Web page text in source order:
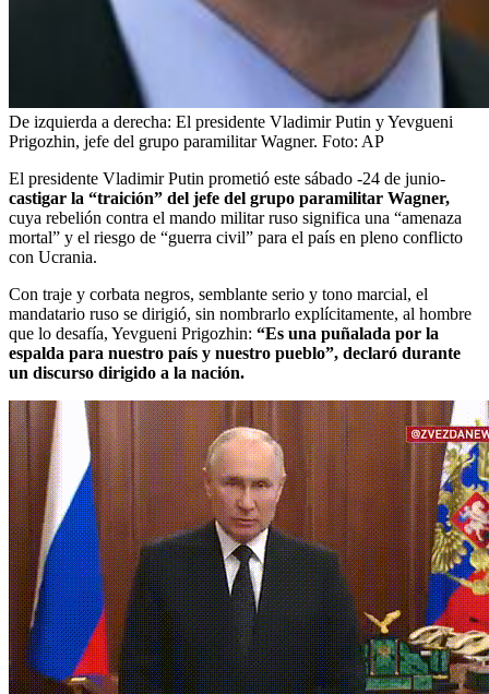
De izquierda a derecha: El presidente Vladimir Putin y Yevgueni
Prigozhin, jefe del grupo paramilitar Wagner. Foto: AP
El presidente Vladimir Putin prometió este sábado -24 de junio-
castigar la “traición” del jefe del grupo paramilitar Wagner,
cuya rebelión contra el mando militar ruso significa una “amenaza
mortal” y el riesgo de “guerra civil” para el país en pleno conflicto
con Ucrania.
Con traje y corbata negros, semblante serio y tono marcial, el
mandatario ruso se dirigió, sin nombrarlo explícitamente, al hombre
que lo desafía, Yevgueni Prigozhin: “Es una puñalada por la
espalda para nuestro país y nuestro pueblo”, declaró durante
un discurso dirigido a la nación.